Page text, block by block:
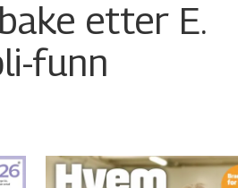
etter E.
funn